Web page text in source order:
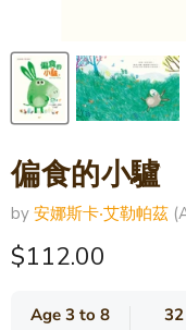
偏食的小驢
by 安娜斯卡‧艾勒帕茲
Current price
$112.00
Age 3 to 8 32